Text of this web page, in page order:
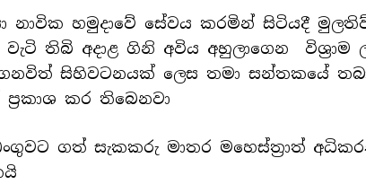
නාවික හමුදාවේ සේවය කරමින් සිටියදී
තිබි අදාළ ගිනි අවිය අහුලාගෙන විශ්‍රාම
සිහිවටනයක් ලෙස තමා සන්තකයේ
කර තිබෙනවා
ගත් සැකකරු මාතර මහෙස්ත්‍රාත්